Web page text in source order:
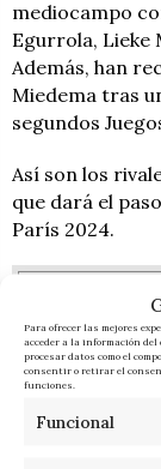
Para ofrecer las mejores
acceder a la información
procesar datos como el
consentir o retirar el
funciones.
Funcional
mediocampo
Egurrola, Lieke
Además, han
Miedema tras
segundos
Así son los
que dará el
París 2024.
RESPONDER